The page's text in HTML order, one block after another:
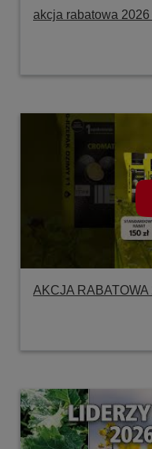
akcja rabatowa
AKCJA RABATOWA